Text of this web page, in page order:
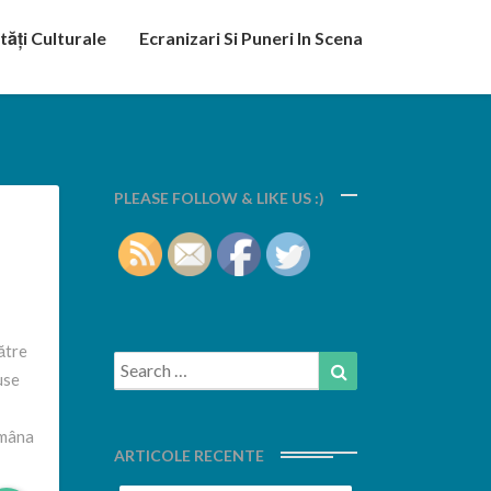
Culturale Ecranizari Si Puneri In Scena
PLEASE FOLLOW & LIKE US :)
Search
for:
ARTICOLE RECENTE